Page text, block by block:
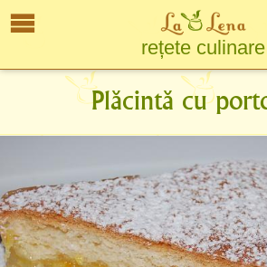
rețete culinare
Plăcintă cu